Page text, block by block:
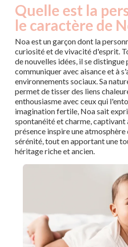
Quelle est la
le caractère de
Noa est un garçon dont la
curiosité et de vivacité d'esprit.
de nouvelles idées, il se distingue
communiquer avec aisance et à
environnements sociaux. Sa
permet de tisser des liens
enthousiasme avec ceux qui
imagination fertile, Noa sait
spontanéité et charme, captivant
présence inspire une
sérénité, tout en apportant une
héritage riche et ancien.